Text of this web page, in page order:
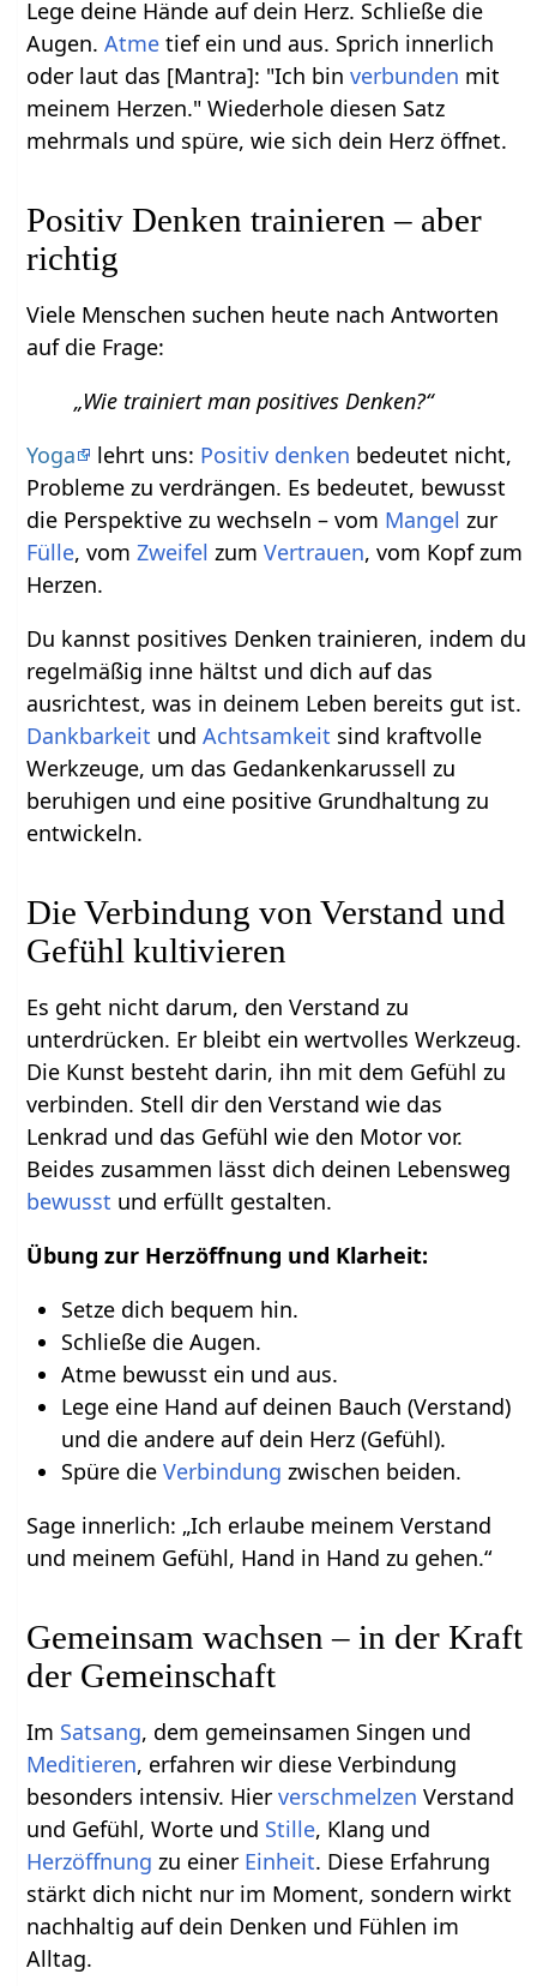
Lege deine Hände auf dein Herz. Schließe die
Augen.Atme tief ein und aus. Sprich innerlich
oder laut das [Mantra]: "Ich binverbunden mit
meinem Herzen." Wiederhole diesen Satz
mehrmals und spüre, wie sich dein Herz öffnet.
Positiv Denken trainieren – aber
richtig
Viele Menschen suchen heute nach Antworten
auf die Frage:
„Wie trainiert man positives Denken?“
Yoga
lehrt uns: Positiv denken bedeutet nicht,
Probleme zu verdrängen. Es bedeutet, bewusst
die Perspektive zu wechseln – vom Mangel zur
Fülle, vomZweifel zumVertrauen, vom Kopf zum
Herzen.
Du kannst positives Denken trainieren, indem du
regelmäßig inne hältst und dich auf das
ausrichtest, was in deinem Leben bereits gut ist.
Dankbarkeit undAchtsamkeit sind kraftvolle
Werkzeuge, um das Gedankenkarussell zu
beruhigen und eine positive Grundhaltung zu
entwickeln.
Die Verbindung von Verstand und
Gefühl kultivieren
Es geht nicht darum, den Verstand zu
unterdrücken. Er bleibt ein wertvolles Werkzeug.
Die Kunst besteht darin, ihn mit dem Gefühl zu
verbinden. Stell dir den Verstand wie das
Lenkrad und das Gefühl wie den Motor vor.
Beides zusammen lässt dich deinen Lebensweg
bewusst und erfüllt gestalten.
Übung zur Herzöffnung und Klarheit:
Setze dich bequem hin.
Schließe die Augen.
Atme bewusst ein und aus.
Lege eine Hand auf deinen Bauch (Verstand)
und die andere auf dein Herz (Gefühl).
Spüre die Verbindung zwischen beiden.
Sage innerlich: „Ich erlaube meinem Verstand
und meinem Gefühl, Hand in Hand zu gehen.“
Gemeinsam wachsen – in der Kraft
der Gemeinschaft
Im Satsang, dem gemeinsamen Singen und
Meditieren, erfahren wir diese Verbindung
besonders intensiv. Hierverschmelzen Verstand
und Gefühl, Worte und Stille, Klang und
Herzöffnung zu einer Einheit. Diese Erfahrung
stärkt dich nicht nur im Moment, sondern wirkt
nachhaltig auf dein Denken und Fühlen im
Alltag.